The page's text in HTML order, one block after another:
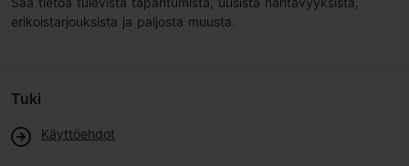
erikoistarjouksista ja paljosta muusta.
Tuki
Käyttöehdot